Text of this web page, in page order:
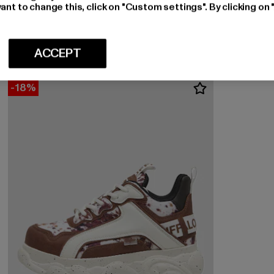
MALAGA LACE
-18%
to change this, click on "Custom settings". By clicking
ACCEPT